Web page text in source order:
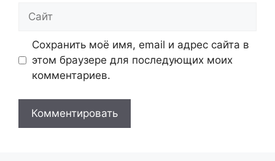
Сайт
Сохранить моё имя, email и адрес сайта в
этом браузере для последующих моих
комментариев.